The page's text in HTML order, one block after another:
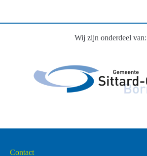
Wij zijn onderdeel van:
Contact